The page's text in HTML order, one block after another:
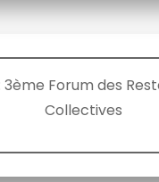
3ème Forum des
Collectives